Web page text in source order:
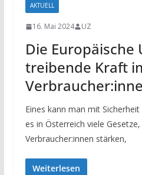
AKTUELL
16. Mai 2024 UZ
Die Europäische
treibende Kraft
Eines kann man mit
es in Österreich viele
Verbraucher:innen stärken,
Weiterlesen